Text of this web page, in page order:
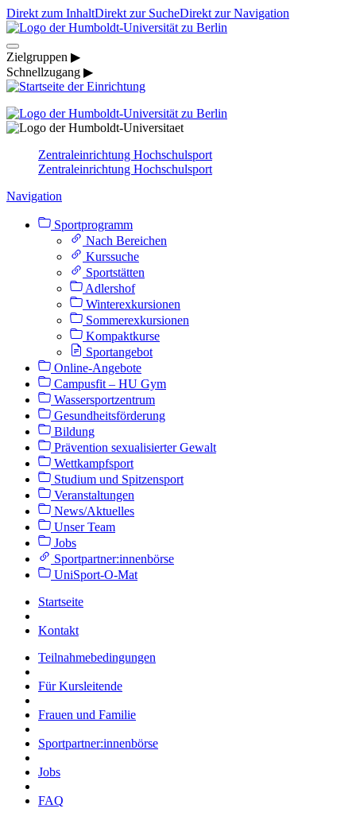
Direkt zum InhaltDirekt zur SucheDirekt zur Navigation
Zielgruppen ▶
Schnellzugang ▶
Zentraleinrichtung Hochschulsport
Zentraleinrichtung Hochschulsport
Navigation
Sportprogramm
Nach Bereichen
Kurssuche
Sportstätten
Adlershof
Winterexkursionen
Sommerexkursionen
Kompaktkurse
Sportangebot
Online-Angebote
Campusfit – HU Gym
Wassersportzentrum
Gesundheitsförderung
Bildung
Prävention sexualisierter Gewalt
Wettkampfsport
Studium und Spitzensport
Veranstaltungen
News/Aktuelles
Unser Team
Jobs
Sportpartner:innenbörse
UniSport-O-Mat
Startseite
Kontakt
Teilnahmebedingungen
Für Kursleitende
Frauen und Familie
Sportpartner:innenbörse
Jobs
FAQ